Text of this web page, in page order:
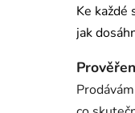
Ke každé
jak